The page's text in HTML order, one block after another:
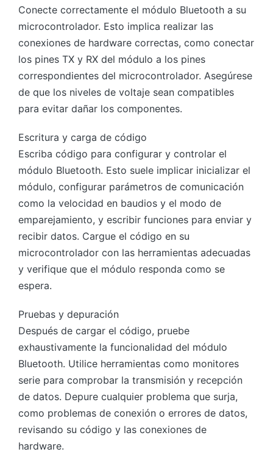
Conecte correctamente el módulo Bluetooth a su
microcontrolador. Esto implica realizar las
conexiones de hardware correctas, como conectar
los pines TX y RX del módulo a los pines
correspondientes del microcontrolador. Asegúrese
de que los niveles de voltaje sean compatibles
para evitar dañar los componentes.
Escritura y carga de código
Escriba código para configurar y controlar el
módulo Bluetooth. Esto suele implicar inicializar el
módulo, configurar parámetros de comunicación
como la velocidad en baudios y el modo de
emparejamiento, y escribir funciones para enviar y
recibir datos. Cargue el código en su
microcontrolador con las herramientas adecuadas
y verifique que el módulo responda como se
espera.
Pruebas y depuración
Después de cargar el código, pruebe
exhaustivamente la funcionalidad del módulo
Bluetooth. Utilice herramientas como monitores
serie para comprobar la transmisión y recepción
de datos. Depure cualquier problema que surja,
como problemas de conexión o errores de datos,
revisando su código y las conexiones de
hardware.